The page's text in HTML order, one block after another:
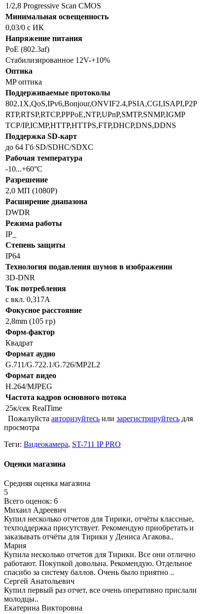
1/2,8 Progressive Scan CMOS
Минимальная освещенность
0,03/0 с ИК
Напряжение питания
РoЕ (802.3af)
Стабилизированное 12V-+10%
Оптика
MP оптика
Поддерживаемые протоколы
802.1X,QoS,IPv6,Bonjour,ONVIF2.4,PSIA,CGI,ISAPI,P2P
RTP,RTSP,RTCP,PPPoE,NTP,UPnP,SMTP,SNMP,IGMP
TCP/IP,ICMP,HTTP,HTTPS,FTP,DHCP,DNS,DDNS
Поддержка SD-карт
до 64 Гб SD/SDHC/SDXC
Рабочая температура
-10...+60°C
Разрешение
2,0 МП (1080P)
Расширение диапазона
DWDR
Режима работы
IP_
Степень защиты
IP64
Технология подавления шумов в изображении
3D-DNR
Ток потребления
с вкл. 0,317A
Фокусное расстояние
2,8mm (105 гр)
Форм-фактор
Квадрат
Формат аудио
G.711/G.722.1/G.726/MP2L2
Формат видео
H.264/MJPEG
Частота кадров основного потока
25к/сек RealTime
Пожалуйста авторизуйтесь или зарегистрируйтесь для
просмотра
Теги: Видеокамера, ST-711 IP PRO
Оценки магазина
Средняя оценка магазина
5
Всего оценок: 6
Михаил Адреевич
Купил несколько отчетов для Тирики, отчёты классные,
техподдержка присутствует. Рекомендую приобретать и
заказывать отчёты для Тирики у Дениса Агакова..
Мария
Купила несколько отчетов для Тирики. Все они отлично
работают. Покупкой довольна. Рекомендую. Отдельное
спасибо за систему баллов. Очень было приятно ..
Сергей Анатольевич
Купил первый раз отчет, все очень оперативно прислали
молодцы..
Екатерина Викторовна